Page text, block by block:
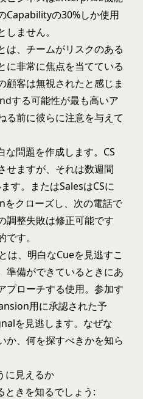
Capabilityの30%しか使用
ません。
は、チームがリスクのある
に非常に焦点を当てている
顧客は無視されたと感じま
する可能性が最も高いア
る前に彼らに注意を与えて
な問題を作成します。CS
せますが、それは数週間
す。またはSalesはCSに
クローズし、次の電話で
調整失敗は修正可能です
す。
は、明白なCueを見逃すこ
準備ができているときにあ
プローチする使用。参加す
用に承認された予
を見逃します。なぜな
か、何を探すべきかを知ら
に見えるか
ときを知るでしょう: